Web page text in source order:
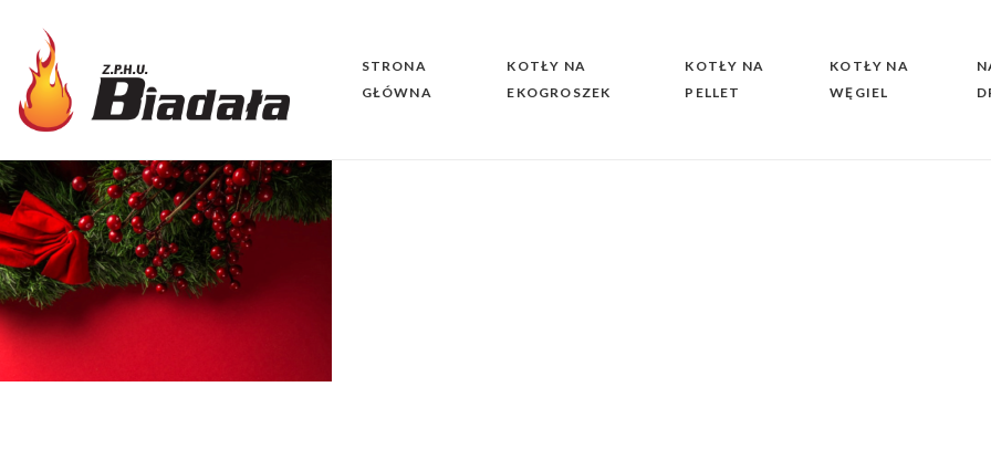
STRONA
GŁÓWNA
KOTŁY NA
EKOGROSZEK
KOTŁY NA
PELLET
KOTŁY NA
WĘGIEL